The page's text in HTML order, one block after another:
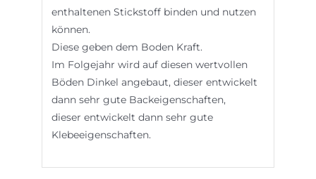
enthaltenen Stickstoff binden und nutzen
können.
Diese geben dem Boden Kraft.
Im Folgejahr wird auf diesen wertvollen
Böden Dinkel angebaut, dieser entwickelt
dann sehr gute Backeigenschaften,
dieser entwickelt dann sehr gute
Klebeeigenschaften.